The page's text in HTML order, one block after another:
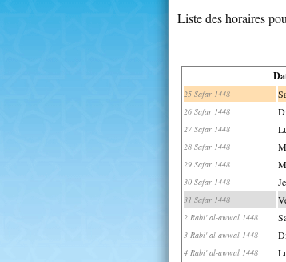
Liste des horaires
25 Safar 1448
26 Safar 1448
27 Safar 1448
28 Safar 1448
29 Safar 1448
30 Safar 1448
31 Safar 1448
2 Rabi' al-awwal 1448
3 Rabi' al-awwal 1448
4 Rabi' al-awwal 1448